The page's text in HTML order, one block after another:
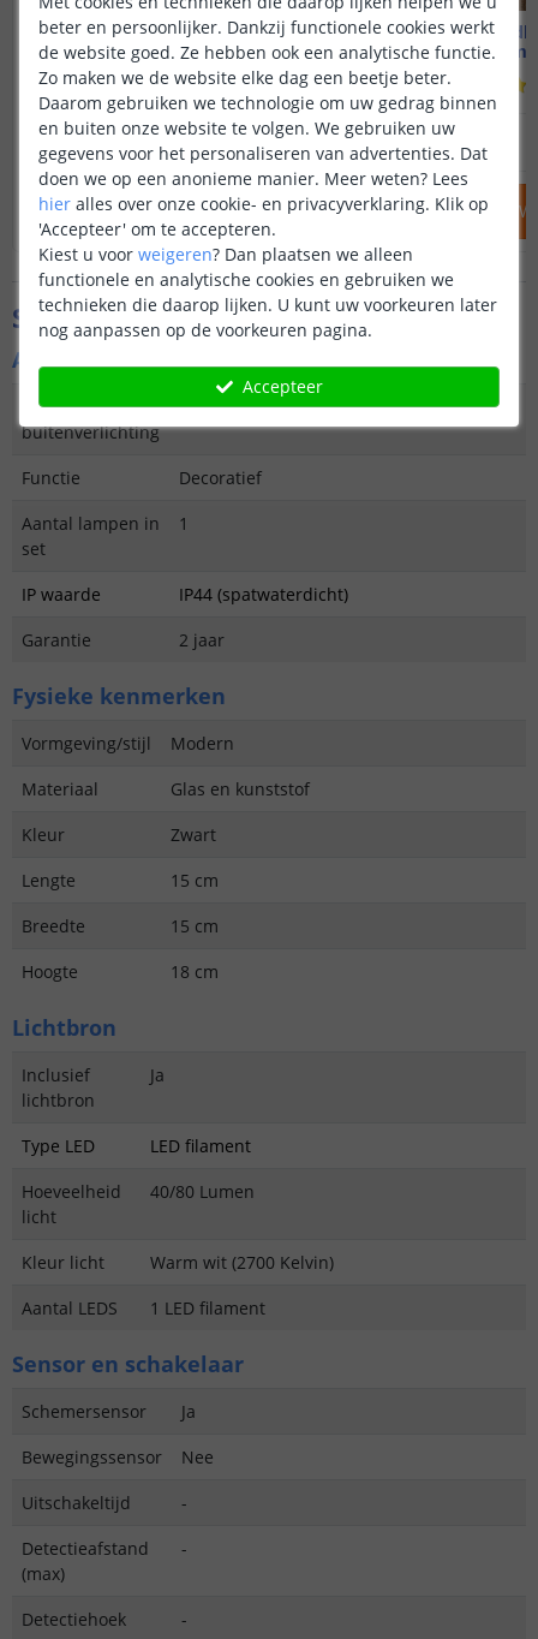
Solar wandlamp Cube
Warm wit licht
(65 reviews)
69,95
IN WINKELWAGEN
Solar
Warm
IN
Specificaties
Algemene kenmerken
Type
buitenverlichting
Wandlamp
Functie
Decoratief
Aantal lampen in
set
1
IP waarde
IP44 (spatwaterdicht)
Garantie
2 jaar
Fysieke kenmerken
Vormgeving/stijl
Modern
Materiaal
Glas en kunststof
Kleur
Zwart
Lengte
15 cm
Breedte
15 cm
Hoogte
18 cm
Lichtbron
Inclusief
lichtbron
Ja
Type LED
LED filament
Hoeveelheid
licht
40/80 Lumen
Kleur licht
Warm wit (2700 Kelvin)
Aantal LEDS
1 LED filament
Sensor en schakelaar
Schemersensor
Ja
Bewegingssensor
Nee
Uitschakeltijd
-
Detectieafstand
(max)
-
Detectiehoek
-
beter en persoonlijker. Dankzij functionele cookies werkt
de website goed. Ze hebben ook een analytische functie.
Zo maken we de website elke dag een beetje beter.
Daarom gebruiken we technologie om uw gedrag binnen
en buiten onze website te volgen. We gebruiken uw
gegevens voor het personaliseren van advertenties. Dat
doen we op een anonieme manier. Meer weten? Lees
hier alles over onze cookie- en privacyverklaring. Klik op
'Accepteer' om te accepteren.
Kiest u voor weigeren? Dan plaatsen we alleen
functionele en analytische cookies en gebruiken we
technieken die daarop lijken. U kunt uw voorkeuren later
nog aanpassen op de voorkeuren pagina.
Accepteer